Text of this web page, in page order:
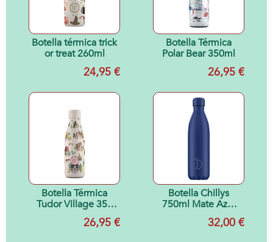
Botella térmica trick
or treat 260ml
24,95 €
Botella Térmica
Polar Bear 350ml
26,95 €
Botella Térmica
Tudor Village 350
26,95 €
Botella Chillys
750ml Mate Azul
32,00 €